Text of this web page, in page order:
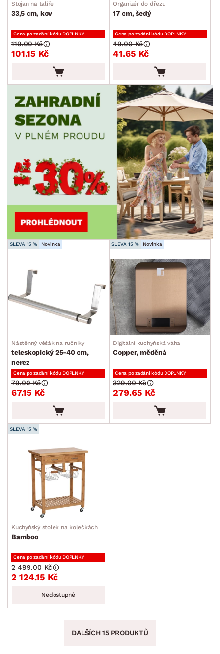
Stojan na talíře
33,5 cm, kov
Cena po zadání kódu DOPLNKY
101.15 Kč
119.00 Kč
Organizér do dřezu
17 cm, šedý
Cena po zadání kódu DOPLNKY
41.65 Kč
49.00 Kč
SLEVA 15 % Novinka
Nástěnný věšák na ručníky
teleskopický 25-40 cm,
nerez
Cena po zadání kódu DOPLNKY
67.15 Kč
79.00 Kč
SLEVA 15 % Novinka
Digitální kuchyňská váha
Copper, měděná
Cena po zadání kódu DOPLNKY
279.65 Kč
329.00 Kč
SLEVA 15 %
Kuchyňský stolek na kolečkách
Bamboo
Cena po zadání kódu DOPLNKY
2 124.15 Kč
2 499.00 Kč
Nedostupné
DALŠÍCH 15 PRODUKTŮ